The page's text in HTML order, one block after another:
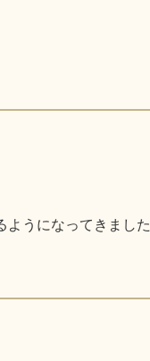
ようになってきました